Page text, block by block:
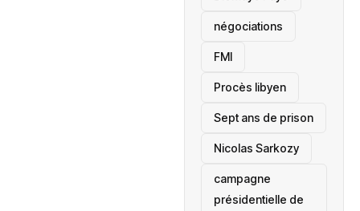
négociations
FMI
Procès libyen
Sept ans de prison
Nicolas Sarkozy
campagne
présidentielle de